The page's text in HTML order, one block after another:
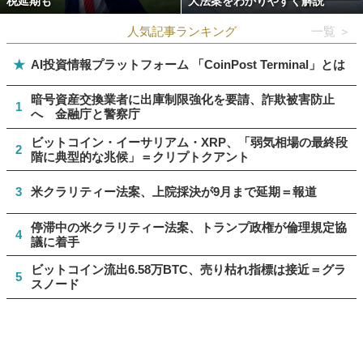
人気記事ランキング 一覧 ＞
★ AI投資情報プラットフォーム 「CoinPost Terminal」とは
1
暗号資産交換業者に出庫制限強化を要請、詐欺被害防止
へ 金融庁と警察庁
2
ビットコイン・イーサリアム・XRP、「弱気相場の最終段
階に典型的な兆候」＝クリプトクアント
3 米クラリティー法案、上院採決が9月まで延期＝報道
4
停滞中の米クラリティー法案、トランプ政権が倫理規定協
議に着手
5
ビットコイン流出6.58万BTC、売り枯れ指標は接近＝グラ
スノード